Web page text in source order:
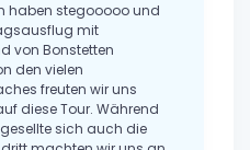
haben stegooooo und
mit
von Bonstetten
den vielen
freuten wir uns
diese Tour. Während
sich auch die